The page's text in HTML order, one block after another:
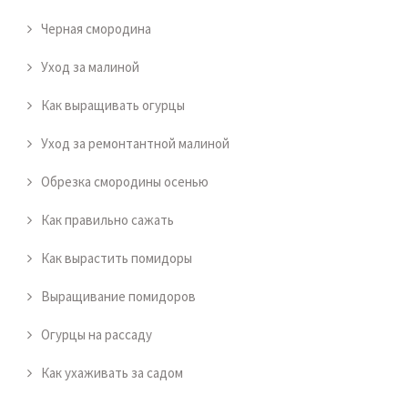
Черная смородина
Уход за малиной
Как выращивать огурцы
Уход за ремонтантной малиной
Обрезка смородины осенью
Как правильно сажать
Как вырастить помидоры
Выращивание помидоров
Огурцы на рассаду
Как ухаживать за садом